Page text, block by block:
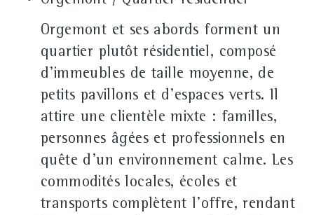
Orgemont et ses abords forment un
quartier plutôt résidentiel, composé
d'immeubles de taille moyenne, de
petits pavillons et d'espaces verts. Il
attire une clientèle mixte : familles,
personnes âgées et professionnels en
quête d'un environnement calme. Les
commodités locales, écoles et
transports complètent l'offre, rendant